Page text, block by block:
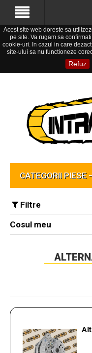
Acest site web doreste sa
pe site. Va rugam sa
cookie-uri. In cazul in care
site-ului sa nu functioneze
Refuz
CATEGORII PIESE
Filtre
Cosul meu